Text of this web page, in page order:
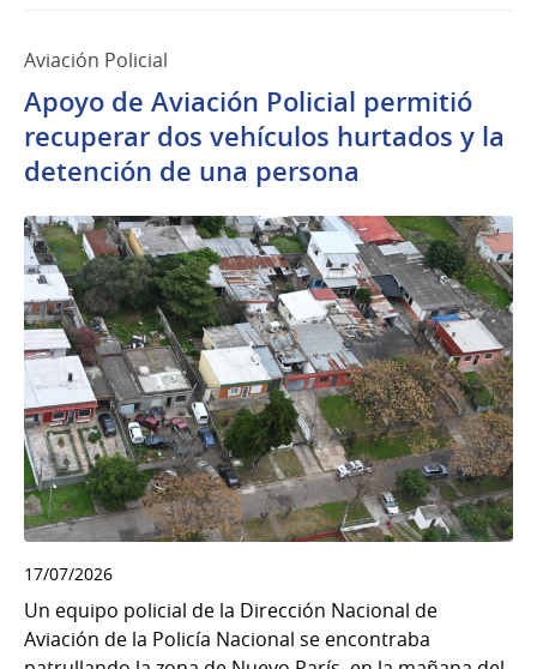
Aviación Policial
Apoyo de Aviación Policial permitió
recuperar dos vehículos hurtados y la
detención de una persona
17/07/2026
Un equipo policial de la Dirección Nacional de
Aviación de la Policía Nacional se encontraba